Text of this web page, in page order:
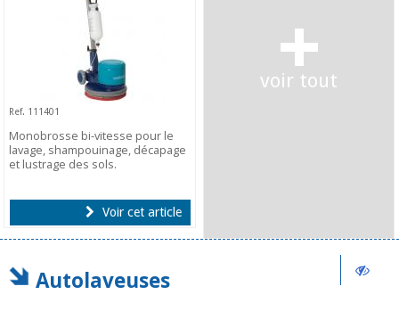
Ref. 111401
Monobrosse bi-vitesse pour le
lavage, shampouinage, décapage
et lustrage des sols.
Voir cet article
+
voir tout
Autolaveuses